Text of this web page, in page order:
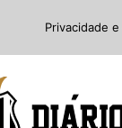
Facebook
Privacidade